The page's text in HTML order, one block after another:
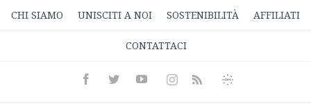
CHI SIAMO UNISCITI A NOI SOSTENIBILITÀ AFFILIATI
CONTATTACI
FacebookTwitterYoutubeInstagramRss
Informativa